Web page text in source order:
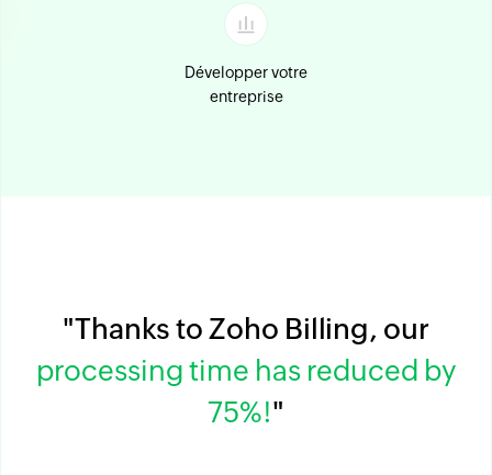
Développer votre
entreprise
"Thanks to Zoho Billing, our
processing time has reduced by
75%!"